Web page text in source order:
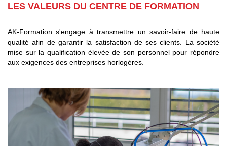
LES VALEURS DU CENTRE DE FORMATION
AK-Formation s'engage à transmettre un savoir-faire de haute
qualité afin de garantir la satisfaction de ses clients. La société
mise sur la qualification élevée de son personnel pour répondre
aux exigences des entreprises horlogères.